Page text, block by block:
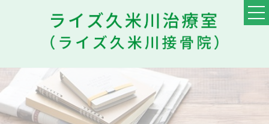
料金・メニュー
初めての方へ